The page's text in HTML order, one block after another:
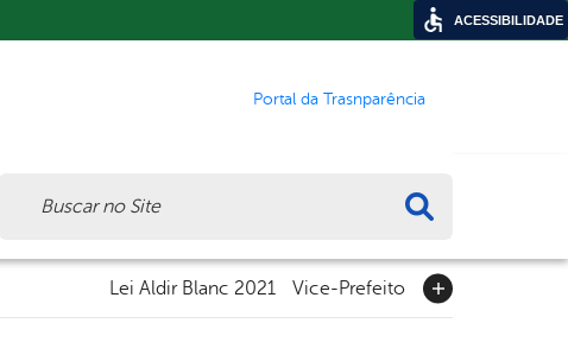
Portal da Trasnparência
Lei Aldir Blanc 2021 Vice-Prefeito
ACESSIBILIDADE